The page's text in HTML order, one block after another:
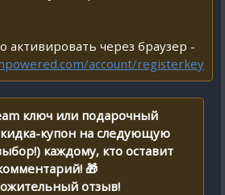
активировать через браузер -
account/registerkey
ключ или подарочный
купон на следующую
каждому, кто оставит
🎁
отзыв!